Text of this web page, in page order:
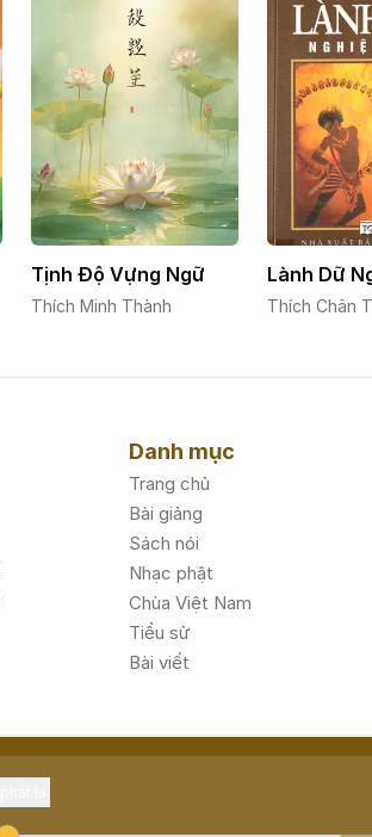
Tịnh Độ Vựng Ngữ
Thích Minh Thành
Lành Dữ
Thích Chân
Danh mục
Trang chủ
Bài giảng
Sách nói
Nhạc phật
Chùa Việt Nam
Tiểu sử
Bài viết